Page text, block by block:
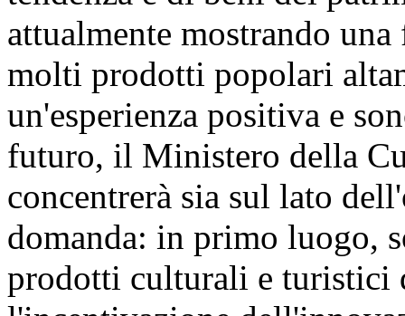
attualmente mostrando
molti prodotti popolari
un'esperienza positiva e
futuro, il Ministero della
concentrerà sia sul lato
domanda: in primo luogo,
prodotti culturali e turistici